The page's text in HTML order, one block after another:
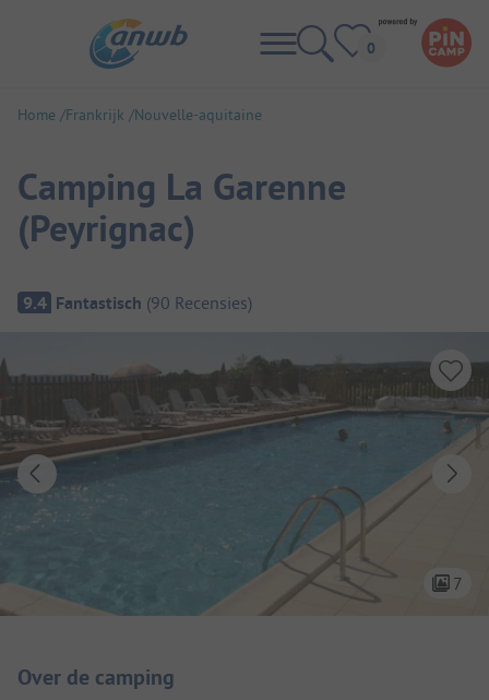
Home Frankrijk Nouvelle-aquitaine
Camping La Garenne
(Peyrignac)
Camping overzicht
9.4 Fantastisch (90 Recensies)
7
Over de camping